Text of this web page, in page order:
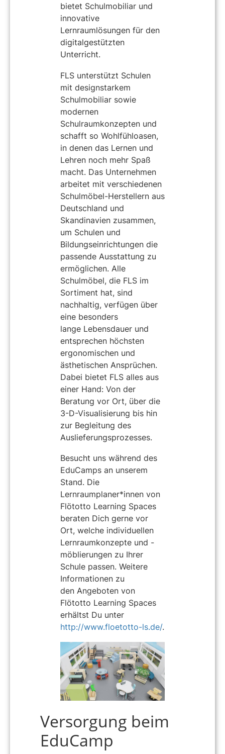
bietet Schulmobiliar und
innovative
Lernraumlösungen für den
digitalgestützten
Unterricht.
FLS unterstützt Schulen
mit designstarkem
Schulmobiliar sowie
modernen
Schulraumkonzepten und
schafft so Wohlfühloasen,
in denen das Lernen und
Lehren noch mehr Spaß
macht. Das Unternehmen
arbeitet mit verschiedenen
Schulmöbel-Herstellern aus
Deutschland und
Skandinavien zusammen,
um Schulen und
Bildungseinrichtungen die
passende Ausstattung zu
ermöglichen. Alle
Schulmöbel, die FLS im
Sortiment hat, sind
nachhaltig, verfügen über
eine besonders
lange Lebensdauer und
entsprechen höchsten
ergonomischen und
ästhetischen Ansprüchen.
Dabei bietet FLS alles aus
einer Hand: Von der
Beratung vor Ort, über die
3-D-Visualisierung bis hin
zur Begleitung des
Auslieferungsprozesses.
Besucht uns während des
EduCamps an unserem
Stand. Die
Lernraumplaner*innen von
Flötotto Learning Spaces
beraten Dich gerne vor
Ort, welche individuellen
Lernraumkonzepte und -
möblierungen zu Ihrer
Schule passen. Weitere
Informationen zu
den Angeboten von
Flötotto Learning Spaces
erhältst Du unter
http://www.floetotto-ls.de/.
Versorgung beim
EduCamp